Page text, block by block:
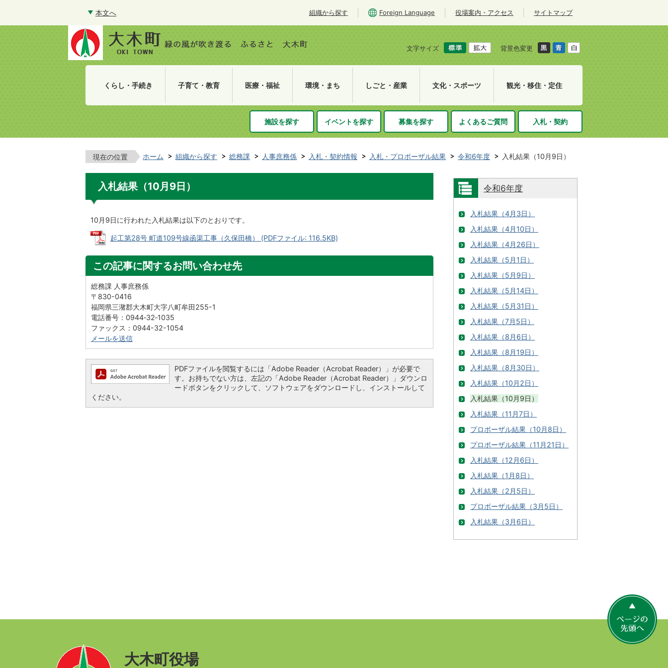
本文へ 組織から探す Foreign Language 役場案内・アクセス サイトマップ
文字サイズ 背景色変更
くらし・手続き 子育て・教育 医療・福祉 環境・まち しごと・産業 文化・スポーツ 観光・移住・定住
施設を探す イベントを探す 募集を探す よくあるご質問 入札・契約
現在の位置 ホーム 組織から探す 総務課 人事庶務係 入札・契約情報 入札・プロポーザル結果 令和6年度 入札結果（10月9日）
入札結果（10月9日）
10月9日に行われた入札結果は以下のとおりです。
起工第28号 町道109号線函渠工事（久保田橋） (PDFファイル: 116.5KB)
この記事に関するお問い合わせ先
総務課 人事庶務係
〒830-0416
福岡県三潴郡大木町大字八町牟田255-1
電話番号：0944‐32‐1035
ファックス：0944-32-1054
メールを送信
PDFファイルを閲覧するには「Adobe Reader（Acrobat Reader）」が必要で
す。お持ちでない方は、左記の「Adobe Reader（Acrobat Reader）」ダウンロ
ードボタンをクリックして、ソフトウェアをダウンロードし、インストールして
ください。
令和6年度
入札結果（4月3日）
入札結果（4月10日）
入札結果（4月26日）
入札結果（5月1日）
入札結果（5月9日）
入札結果（5月14日）
入札結果（5月31日）
入札結果（7月5日）
入札結果（8月6日）
入札結果（8月19日）
入札結果（8月30日）
入札結果（10月2日）
入札結果（10月9日）
入札結果（11月7日）
プロポーザル結果（10月8日）
プロポーザル結果（11月21日）
入札結果（12月6日）
入札結果（1月8日）
入札結果（2月5日）
プロポーザル結果（3月5日）
入札結果（3月6日）
ー
ジ
の
大木町役場